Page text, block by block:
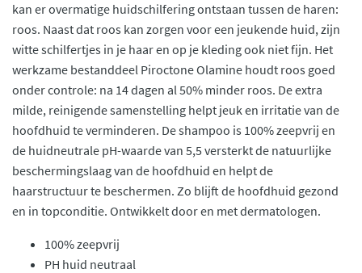
kan er overmatige huidschilfering ontstaan tussen de haren:
roos. Naast dat roos kan zorgen voor een jeukende huid, zijn
witte schilfertjes in je haar en op je kleding ook niet fijn. Het
werkzame bestanddeel Piroctone Olamine houdt roos goed
onder controle: na 14 dagen al 50% minder roos. De extra
milde, reinigende samenstelling helpt jeuk en irritatie van de
hoofdhuid te verminderen. De shampoo is 100% zeepvrij en
de huidneutrale pH-waarde van 5,5 versterkt de natuurlijke
beschermingslaag van de hoofdhuid en helpt de
haarstructuur te beschermen. Zo blijft de hoofdhuid gezond
en in topconditie. Ontwikkelt door en met dermatologen.
100% zeepvrij
PH huid neutraal